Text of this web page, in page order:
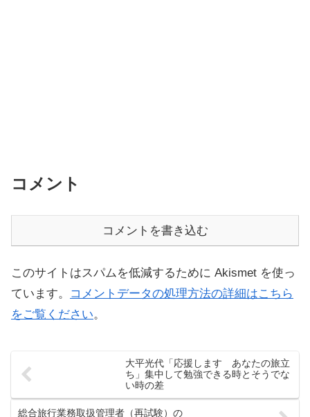
コメント
コメントを書き込む
このサイトはスパムを低減するために Akismet を使っ
ています。
コメントデータの処理方法の詳細はこちら
をご覧ください。
大平光代「応援します あなたの旅立
ち」集中して勉強できる時とそうでな
い時の差
総合旅行業務取扱管理者（再試験）の